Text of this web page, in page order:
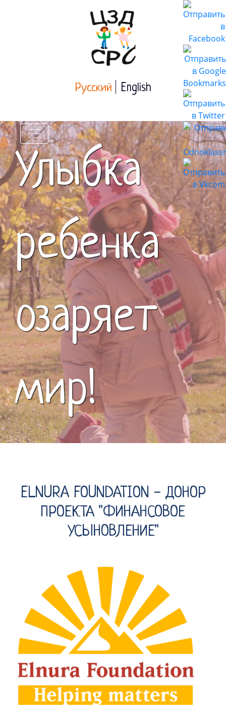
Русский English
Улыбка
ребенка
озаряет
мир!
ELNURA FOUNDATION - ДОНОР
ПРОЕКТА "ФИНАНСОВОЕ
УСЫНОВЛЕНИЕ"